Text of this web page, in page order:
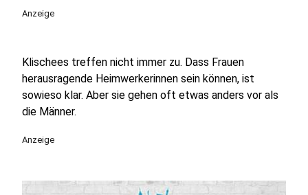
Anzeige
Klischees treffen nicht immer zu. Dass Frauen
herausragende Heimwerkerinnen sein können, ist
sowieso klar. Aber sie gehen oft etwas anders vor als
die Männer.
Anzeige